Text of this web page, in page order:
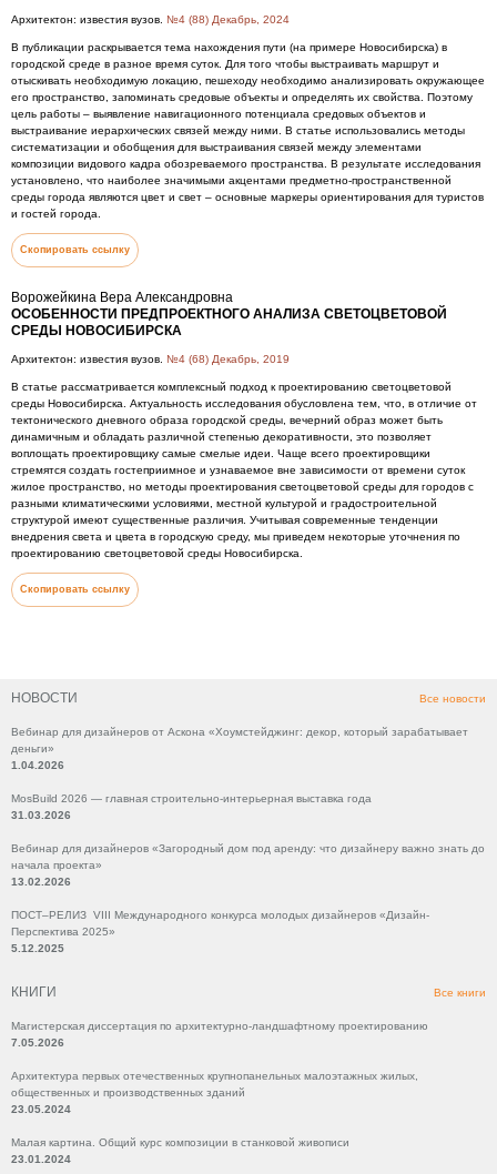
НОВОСТИ Все новости
Вебинар для дизайнеров от Аскона «Хоумстейджинг: декор, который зарабатывает
деньги»
1.04.2026
MosBuild 2026 — главная строительно-интерьерная выставка года
31.03.2026
Вебинар для дизайнеров «Загородный дом под аренду: что дизайнеру важно знать до
начала проекта»
13.02.2026
ПОСТ–РЕЛИЗ VIII Международного конкурса молодых дизайнеров «Дизайн-
Перспектива 2025»
5.12.2025
КНИГИ Все книги
Магистерская диссертация по архитектурно-ландшафтному проектированию
7.05.2026
Архитектура первых отечественных крупнопанельных малоэтажных жилых,
общественных и производственных зданий
23.05.2024
Малая картина. Общий курс композиции в станковой живописи
23.01.2024
Архитектон: известия вузов. №4 (88) Декабрь, 2024
В публикации раскрывается тема нахождения пути (на примере Новосибирска) в
городской среде в разное время суток. Для того чтобы выстраивать маршрут и
отыскивать необходимую локацию, пешеходу необходимо анализировать окружающее
его пространство, запоминать средовые объекты и определять их свойства. Поэтому
цель работы – выявление навигационного потенциала средовых объектов и
выстраивание иерархических связей между ними. В статье использовались методы
систематизации и обобщения для выстраивания связей между элементами
композиции видового кадра обозреваемого пространства. В результате исследования
установлено, что наиболее значимыми акцентами предметно-пространственной
среды города являются цвет и свет – основные маркеры ориентирования для туристов
и гостей города.
Скопировать ссылку
Ворожейкина Вера Александровна
ОСОБЕННОСТИ ПРЕДПРОЕКТНОГО АНАЛИЗА СВЕТОЦВЕТОВОЙ
СРЕДЫ НОВОСИБИРСКА
Архитектон: известия вузов. №4 (68) Декабрь, 2019
В статье рассматривается комплексный подход к проектированию светоцветовой
среды Новосибирска. Актуальность исследования обусловлена тем, что, в отличие от
тектонического дневного образа городской среды, вечерний образ может быть
динамичным и обладать различной степенью декоративности, это позволяет
воплощать проектировщику самые смелые идеи. Чаще всего проектировщики
стремятся создать гостеприимное и узнаваемое вне зависимости от времени суток
жилое пространство, но методы проектирования светоцветовой среды для городов с
разными климатическими условиями, местной культурой и градостроительной
структурой имеют существенные различия. Учитывая современные тенденции
внедрения света и цвета в городскую среду, мы приведем некоторые уточнения по
проектированию светоцветовой среды Новосибирска.
Скопировать ссылку